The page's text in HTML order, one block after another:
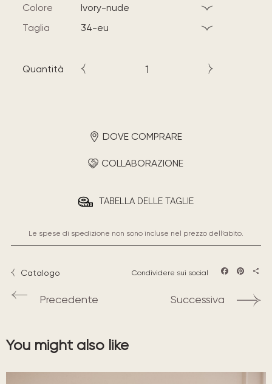
Colore
ivory-nude
Taglia
34-eu
Quantità
DOVE COMPRARE
COLLABORAZIONE
TABELLA DELLE TAGLIE
Le spese di spedizione non sono incluse nel prezzo dell’abito.
Catalogo Condividere sui social
Precedente Successiva
You might also like